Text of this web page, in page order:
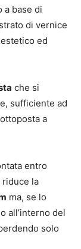
a base di
di vernice
ed
che si
sufficiente ad
a
entro
riduce la
ma, se lo
all’interno del
solo